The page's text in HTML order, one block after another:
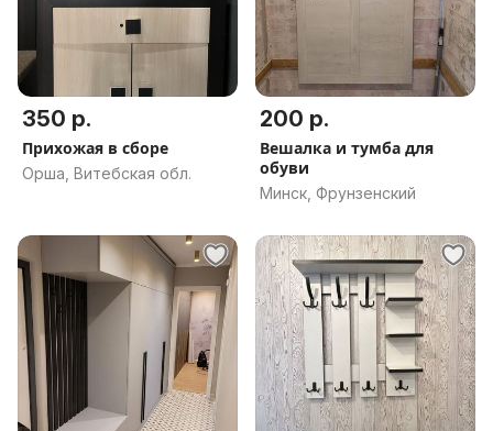
350 р.
Прихожая в сборе
Орша, Витебская обл.
200 р.
Вешалка и тумба для
обуви
Минск, Фрунзенский